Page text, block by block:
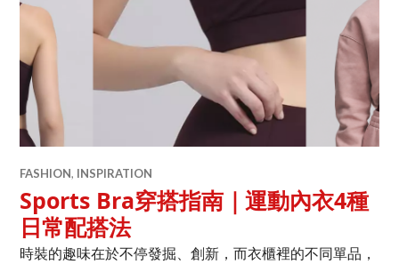
FASHION, INSPIRATION
Sports Bra穿搭指南｜運動內衣4種
日常配搭法
時裝的趣味在於不停發掘、創新，而衣櫃裡的不同單品，